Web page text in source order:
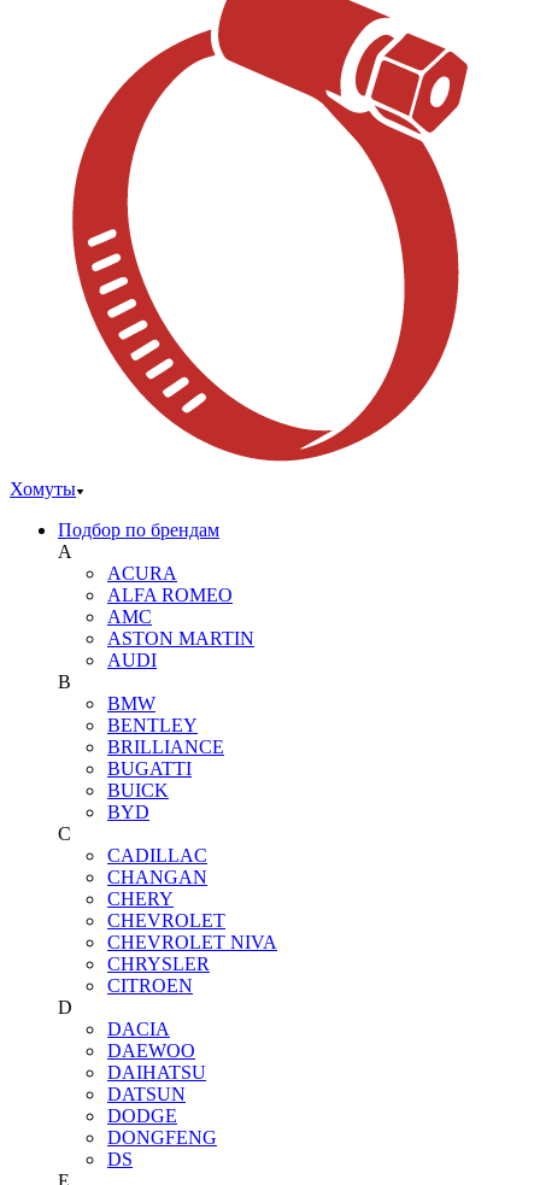
Хомуты
Подбор по брендам
A
ACURA
ALFA ROMEO
AMC
ASTON MARTIN
AUDI
B
BMW
BENTLEY
BRILLIANCE
BUGATTI
BUICK
BYD
C
CADILLAC
CHANGAN
CHERY
CHEVROLET
CHEVROLET NIVA
CHRYSLER
CITROEN
D
DACIA
DAEWOO
DAIHATSU
DATSUN
DODGE
DONGFENG
DS
E